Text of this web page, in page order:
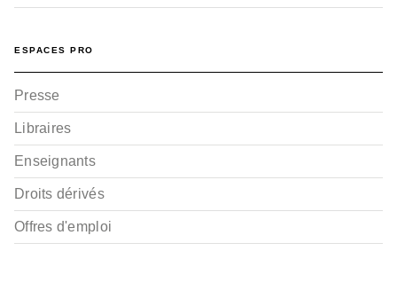
ESPACES PRO
Presse
Libraires
Enseignants
Droits dérivés
Offres d'emploi